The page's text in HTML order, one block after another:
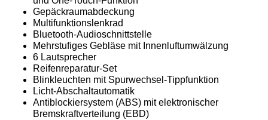
Gepäckraumabdeckung
Multifunktionslenkrad
Bluetooth-Audioschnittstelle
Mehrstufiges Gebläse mit Innenluftumwälzung
6 Lautsprecher
Reifenreparatur-Set
Blinkleuchten mit Spurwechsel-Tippfunktion
Licht-Abschaltautomatik
Antiblockiersystem (ABS) mit elektronischer
Bremskraftverteilung (EBD)